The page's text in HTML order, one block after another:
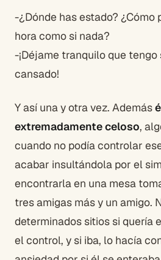
-¿Dónde has estado? ¿Cómo
hora como si nada?
-¡Déjame tranquilo que
cansado!
Y así una y otra vez. Además
extremadamente celoso,
cuando no podía controlar
acabar insultándola por el
encontrarla en una mesa
tres amigas más y un amigo.
determinados sitios si quería
el control, y si iba, lo hacía